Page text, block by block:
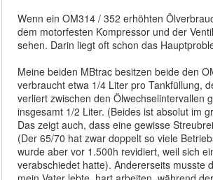
Wenn ein OM314 / 352 erhöhten
dem motorfesten Kompressor und der
sehen. Darin liegt oft schon das
Meine beiden MBtrac besitzen beide den
verbraucht etwa 1/4 Liter pro Tankfüllung,
verliert zwischen den Ölwechselintervallen
insgesamt 1/2 Liter. (Beides ist absolut im
Das zeigt auch, dass eine gewisse
(Der 65/70 hat zwar doppelt so viele
wurde aber vor 1.500h revidiert, weil sich
verabschiedet hatte). Andererseits musste